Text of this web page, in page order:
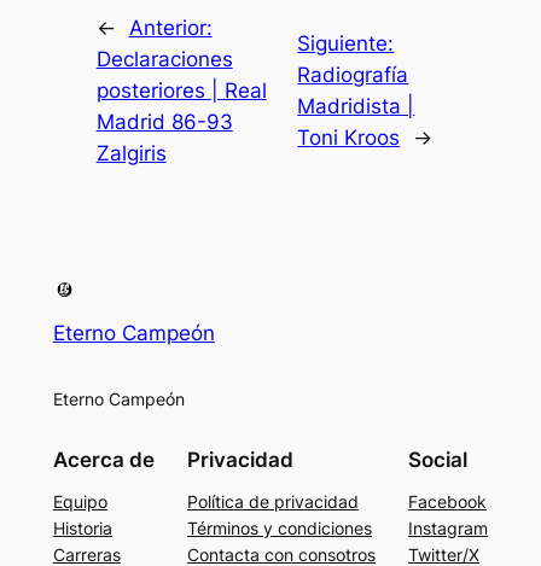
← Anterior:
Declaraciones
posteriores | Real
Madrid 86-93
Zalgiris
Siguiente:
Radiografía
Madridista |
Toni Kroos
→
Eterno Campeón
Eterno Campeón
Acerca de
Equipo
Historia
Carreras
Privacidad
Política de privacidad
Términos y condiciones
Contacta con consotros
Social
Facebook
Instagram
Twitter/X